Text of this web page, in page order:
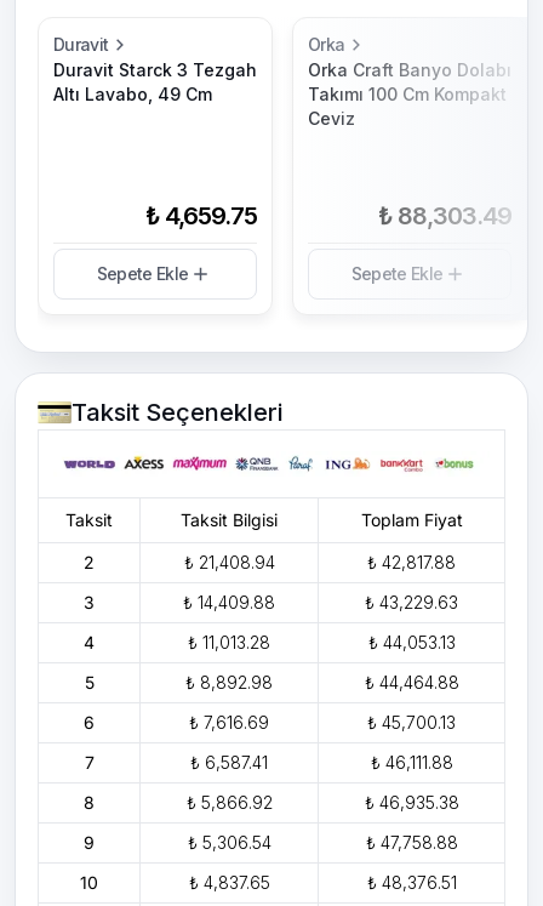
Duravit
Duravit Starck 3 Tezgah
Altı Lavabo, 49 Cm
₺ 4,659.75
Sepete Ekle
Orka
Orka Craft Banyo Dolabı
Takımı 100 Cm Kompakt
Ceviz
₺ 88,303.49
Sepete Ekle
Taksit Seçenekleri
Taksit Taksit Bilgisi Toplam Fiyat
2 ₺ 21,408.94
₺ 42,817.88
3
₺ 14,409.88
₺ 43,229.63
4
₺ 11,013.28
₺ 44,053.13
5
₺ 8,892.98
₺ 44,464.88
6
₺ 7,616.69
₺ 45,700.13
7
₺ 6,587.41
₺ 46,111.88
8
₺ 5,866.92
₺ 46,935.38
9
₺ 5,306.54
₺ 47,758.88
10
₺ 4,837.65
₺ 48,376.51